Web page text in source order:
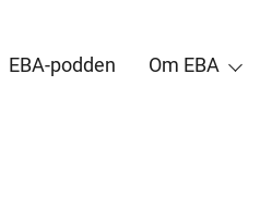
EBA-podden Om EBA